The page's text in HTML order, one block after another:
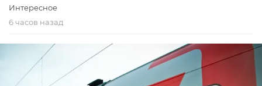
Интересное
6 часов назад